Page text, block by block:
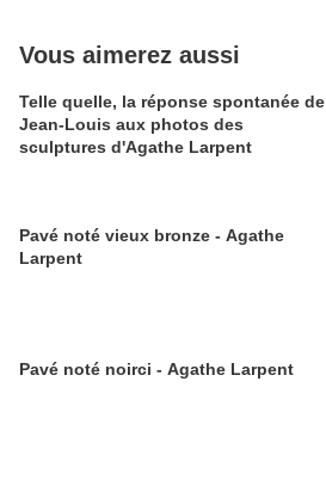
Vous aimerez aussi
Telle quelle, la réponse spontanée de
Jean-Louis aux photos des
sculptures d'Agathe Larpent
Pavé noté vieux bronze - Agathe
Larpent
Pavé noté noirci - Agathe Larpent